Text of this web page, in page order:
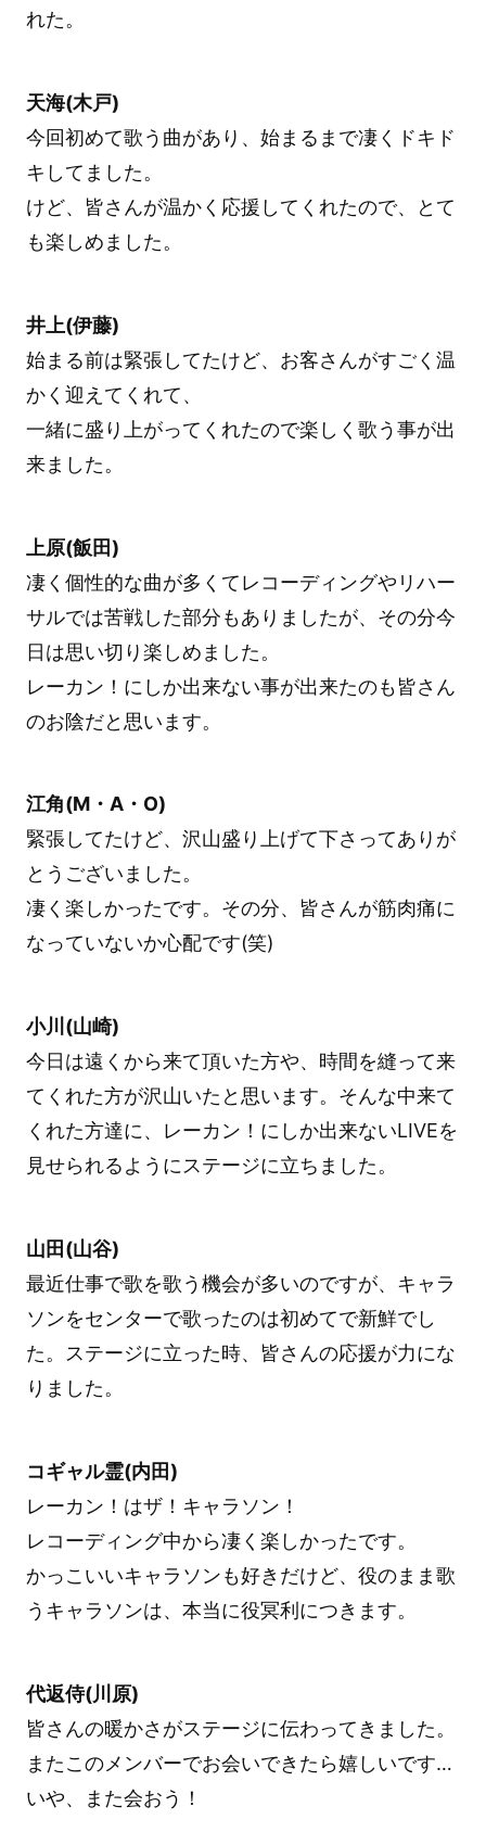
れた。
天海(木戸)
今回初めて歌う曲があり、始まるまで凄くドキド
キしてました。
けど、皆さんが温かく応援してくれたので、とて
も楽しめました。
井上(伊藤)
始まる前は緊張してたけど、お客さんがすごく温
かく迎えてくれて、
一緒に盛り上がってくれたので楽しく歌う事が出
来ました。
上原(飯田)
凄く個性的な曲が多くてレコーディングやリハー
サルでは苦戦した部分もありましたが、その分今
日は思い切り楽しめました。
レーカン！にしか出来ない事が出来たのも皆さん
のお陰だと思います。
江角(M・A・O)
緊張してたけど、沢山盛り上げて下さってありが
とうございました。
凄く楽しかったです。その分、皆さんが筋肉痛に
なっていないか心配です(笑)
小川(山崎)
今日は遠くから来て頂いた方や、時間を縫って来
てくれた方が沢山いたと思います。そんな中来て
くれた方達に、レーカン！にしか出来ないLIVEを
見せられるようにステージに立ちました。
山田(山谷)
最近仕事で歌を歌う機会が多いのですが、キャラ
ソンをセンターで歌ったのは初めてで新鮮でし
た。ステージに立った時、皆さんの応援が力にな
りました。
コギャル霊(内田)
レーカン！はザ！キャラソン！
レコーディング中から凄く楽しかったです。
かっこいいキャラソンも好きだけど、役のまま歌
うキャラソンは、本当に役冥利につきます。
代返侍(川原)
皆さんの暖かさがステージに伝わってきました。
またこのメンバーでお会いできたら嬉しいです…
いや、また会おう！